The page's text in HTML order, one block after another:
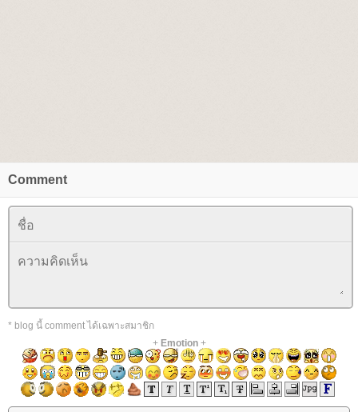
Comment
* blog นี้ comment ได้เฉพาะสมาชิก
+ Emotion+